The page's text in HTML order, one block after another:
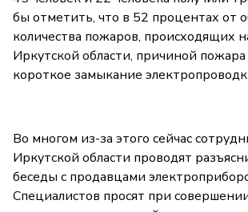
бы отметить, что в 52 процентах от
количества пожаров, происходящих
Иркутской области, причиной пожара
короткое замыкание
Во многом из-за этого сейчас
Иркутской области проводят
беседы с продавцами
Специалистов просят при